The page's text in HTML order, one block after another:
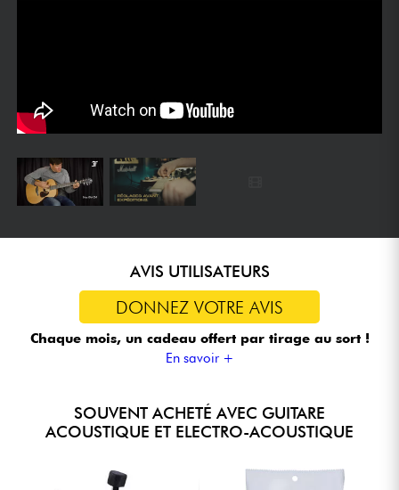
AVIS UTILISATEURS
DONNEZ VOTRE AVIS
Chaque mois, un cadeau offert par tirage au sort !
En savoir +
SOUVENT ACHETÉ AVEC GUITARE
ACOUSTIQUE ET ELECTRO-ACOUSTIQUE